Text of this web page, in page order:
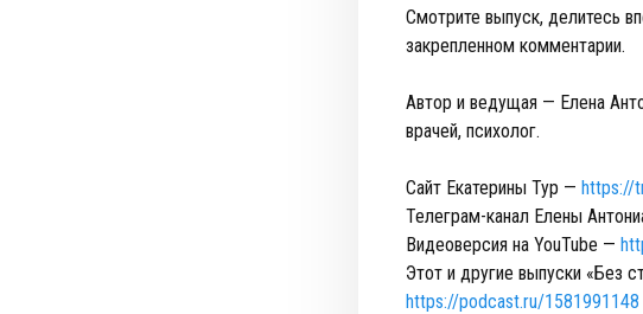
Смотрите выпуск, делитесь
закрепленном комментарии.
Автор и ведущая — Елена
врачей, психолог.
Сайт Екатерины Тур — https://
Телеграм-канал Елены
Видеоверсия на YouTube —
Этот и другие выпуски «Без
https://podcast.ru/1581991148